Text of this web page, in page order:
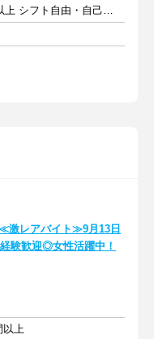
週3日以上 1日4時間以上 シフト自由・自己申告
≪激レアバイト≫9月13日
験歓迎◎女性活躍中！
以上